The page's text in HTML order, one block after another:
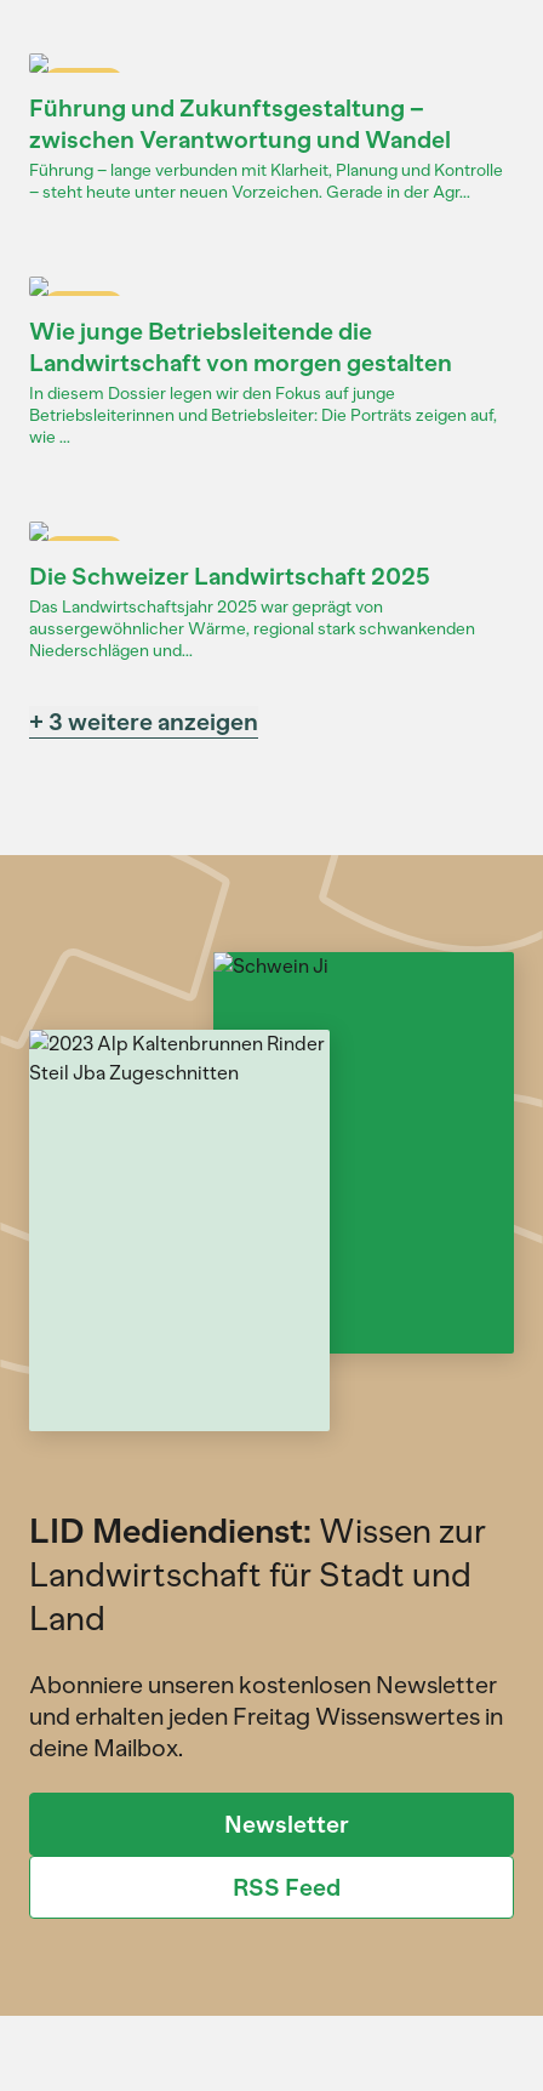
Führung und Zukunftsgestaltung –
zwischen Verantwortung und Wandel
Führung – lange verbunden mit Klarheit, Planung und Kontrolle
– steht heute unter neuen Vorzeichen. Gerade in der Agr...
Wie junge Betriebsleitende die
Landwirtschaft von morgen gestalten
In diesem Dossier legen wir den Fokus auf junge
Betriebsleiterinnen und Betriebsleiter: Die Porträts zeigen auf,
wie ...
Die Schweizer Landwirtschaft 2025
Das Landwirtschaftsjahr 2025 war geprägt von
aussergewöhnlicher Wärme, regional stark schwankenden
Niederschlägen und...
+ 3 weitere anzeigen
LID Mediendienst: Wissen zur
Landwirtschaft für Stadt und
Land
Abonniere unseren kostenlosen Newsletter
und erhalten jeden Freitag Wissenswertes in
deine Mailbox.
Newsletter
RSS Feed